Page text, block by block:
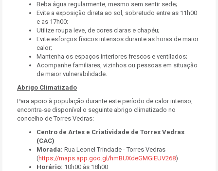
Beba água regularmente, mesmo sem sentir sede;
Evite a exposição direta ao sol, sobretudo entre as 11h00
e as 17h00;
Utilize roupa leve, de cores claras e chapéu;
Evite esforços físicos intensos durante as horas de maior
calor;
Mantenha os espaços interiores frescos e ventilados;
Acompanhe familiares, vizinhos ou pessoas em situação
de maior vulnerabilidade.
Abrigo Climatizado
Para apoio à população durante este período de calor intenso,
encontra-se disponível o seguinte abrigo climatizado no
concelho de Torres Vedras:
Centro de Artes e Criatividade de Torres Vedras
(CAC)
Morada: Rua Leonel Trindade - Torres Vedras
(https://maps.app.goo.gl/hmBUXdeGMGiEUV268)
Horário: 10h00 às 18h00